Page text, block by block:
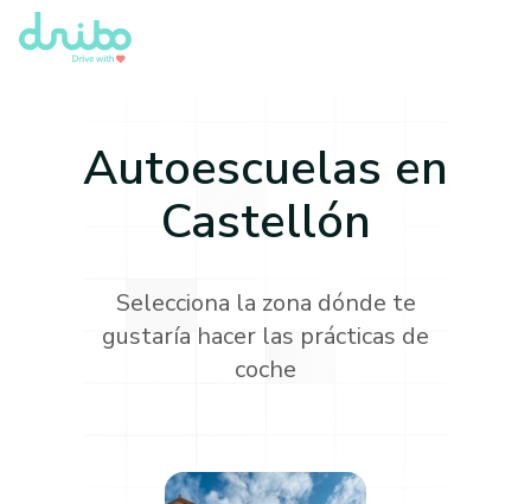
Autoescuelas en
Castellón
Selecciona la zona dónde te
gustaría hacer las prácticas de
coche